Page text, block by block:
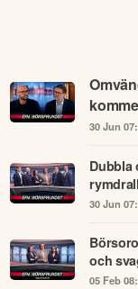
30 Jun
Dubbla
30 Jun
och
05 Feb